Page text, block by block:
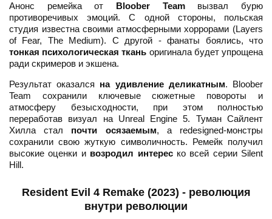
Анонс ремейка от Bloober Teamвызвал бурю
противоречивых эмоций. С одной стороны, польская
студия известна своими атмосферными хоррорами (Layers
of Fear, The Medium). С другой - фанаты боялись, что
тонкая психологическая ткань оригинала будет упрощена
ради скримеров и экшена.
Результат оказался на удивление деликатным. Bloober
Team сохранили ключевые сюжетные повороты и
атмосферу безысходности, при этом полностью
переработав визуал на Unreal Engine 5. Туман Сайлент
Хилла стал почти осязаемым, а redesigned-монстры
сохранили свою жуткую символичность. Ремейк получил
высокие оценки и возродил интереско всей серии Silent
Hill.
Resident Evil 4 Remake (2023) - революция
внутри революции